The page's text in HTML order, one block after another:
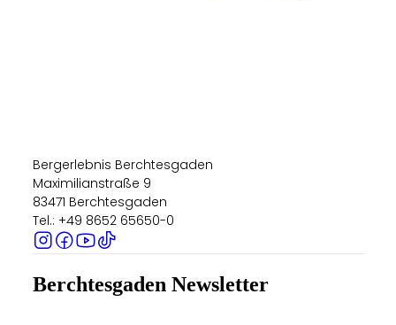
Bergerlebnis Berchtesgaden
Maximilianstraße 9
83471 Berchtesgaden
Tel.: +49 8652 65650-0
Berchtesgaden Newsletter